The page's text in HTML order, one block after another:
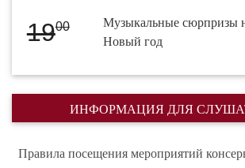
1900
Музыкальные сюрпризы
Новый год
ИНФОРМАЦИЯ ДЛЯ
Правила посещения мероприятий